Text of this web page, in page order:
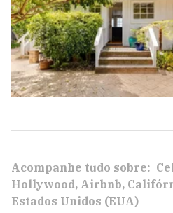
Acompanhe tudo sobre:
Hollywood Airbnb
Estados Unidos (EUA)